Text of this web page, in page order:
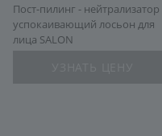
Пост-пилинг - нейтрализатор
успокаивающий лосьон для
лица SALON